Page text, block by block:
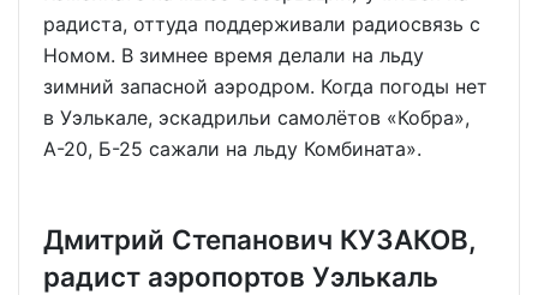
радиста, оттуда поддерживали радиосвязь с
Номом. В зимнее время делали на льду
зимний запасной аэродром. Когда погоды нет
в Уэлькале, эскадрильи самолётов «Кобра»,
А-20, Б-25 сажали на льду Комбината».
Дмитрий Степанович КУЗАКОВ,
радист аэропортов Уэлькаль